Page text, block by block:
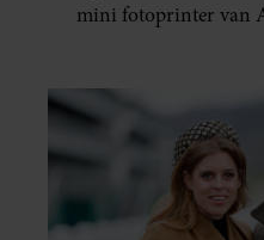
mini fotoprinter van
al in handen.